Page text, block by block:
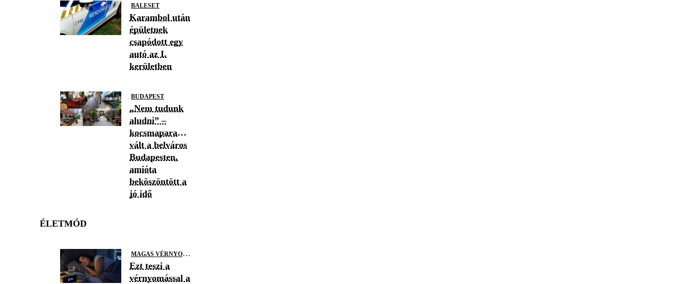
BALESET
Karambol után
épületnek
csapódott egy
autó az I.
kerületben
BUDAPEST
„Nem tudunk
aludni” –
kocsmaparadicsommá
vált a belváros
Budapesten,
amióta
beköszöntött a
jó idő
ÉLETMÓD
M
AGAS VÉRNYOMÁS
Ezt teszi a
vérnyomással a